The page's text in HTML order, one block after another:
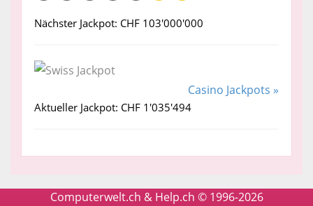
Nächster Jackpot: CHF 103'000'000
Casino Jackpots »
Aktueller Jackpot: CHF 1'035'494
Computerwelt.ch & Help.ch © 1996-2026